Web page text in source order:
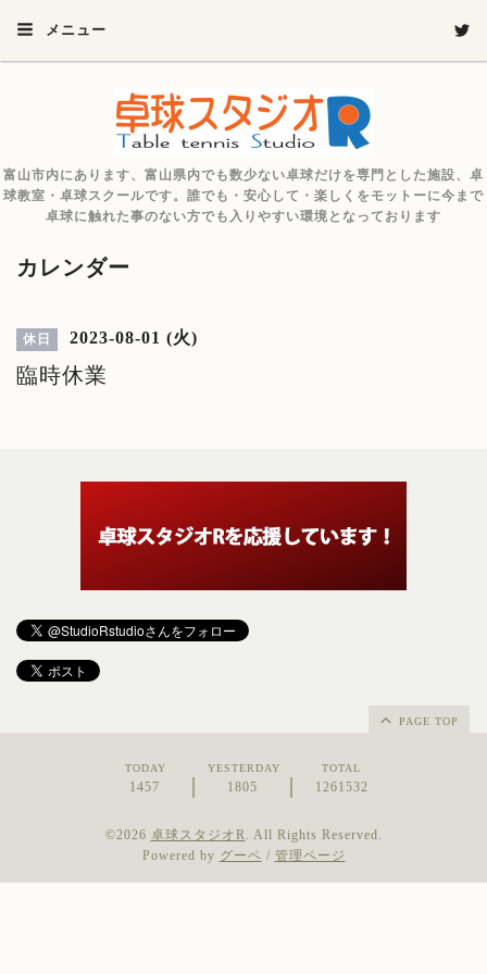
メニュー
富山市内にあります、富山県内でも数少ない卓球だけを専門とした施設、卓
球教室・卓球スクールです。誰でも・安心して・楽しくをモットーに今まで
卓球に触れた事のない方でも入りやすい環境となっております
カレンダー
休日 2023-08-01 (火)
臨時休業
PAGE TOP
TODAY
1457
YESTERDAY
1805
TOTAL
1261532
©2026 卓球スタジオR. All Rights Reserved.
Powered by グーペ / 管理ページ